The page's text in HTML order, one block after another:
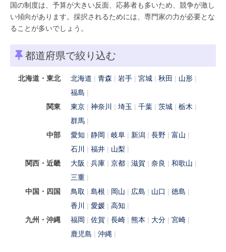
国の制度は、予算が大きい反面、応募者も多いため、競争が激し
い傾向があります。採択されるためには、専門家の力が必要とな
ることが多いでしょう。
都道府県で絞り込む
北海道・東北 北海道 青森 岩手 宮城 秋田
山形
福島
関東
東京 神奈川 埼玉 千葉 茨城
栃木
群馬
中部
愛知 静岡 岐阜 新潟 長野
富山
石川
福井
山梨
関西・近畿
大阪 兵庫 京都 滋賀 奈良
和歌山
三重
中国・四国
鳥取 島根 岡山 広島 山口
徳島
香川
愛媛
高知
九州・沖縄
福岡 佐賀 長崎 熊本 大分
宮崎
鹿児島
沖縄